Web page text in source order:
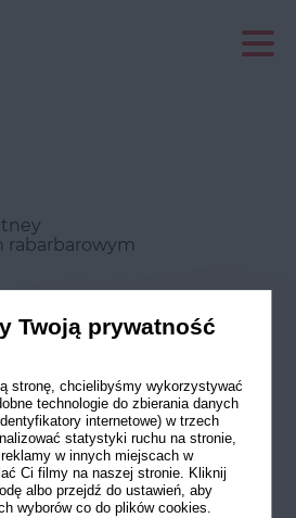
rabarbarowym
profile w social
Twoją prywatność
stronę, chcielibyśmy wykorzystywać
technologie do zbierania danych
internetowe) w trzech
statystyki ruchu na stronie,
w innych miejscach w
Ci filmy na naszej stronie. Kliknij
albo przejdź do ustawień, aby
wyborów co do plików cookies.